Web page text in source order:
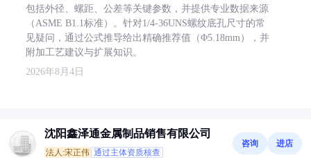
包括外径、螺距、公差等关键参数，并提供专业数据来源
（ASME B1.1标准）。针对1/4-36UNS螺纹底孔尺寸的常
见疑问，通过公式推导给出精确推荐值（Φ5.18mm），并
附加工艺建议与扩展知识。
2026年8月4日
沈阳鑫泽通金属制品销售有限公司
法人:宋正伟 通过主体资质核查
咨询 进店